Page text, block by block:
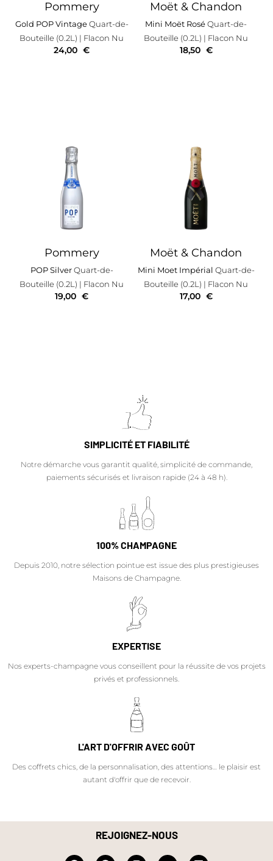
Pommery
Gold POP VintageQuart-de-
Bouteille (0.2L) | Flacon Nu
24,00 €
Moët & Chandon
Mini Moët RoséQuart-de-
Bouteille (0.2L) | Flacon Nu
18,50 €
Pommery
POP SilverQuart-de-
Bouteille (0.2L) | Flacon Nu
19,00 €
Moët & Chandon
Mini Moet Impérial Quart-de-
Bouteille (0.2L) | Flacon Nu
17,00 €
SIMPLICITÉ ET FIABILITÉ
Notre démarche vous garantit qualité, simplicité de commande,
paiements sécurisés et livraison rapide (24 à 48 h).
100% CHAMPAGNE
Depuis 2010, notre sélection pointue est issue des plus prestigieuses
Maisons de Champagne.
EXPERTISE
Nos experts-champagne vous conseillent pour la réussite de vos projets
privés et professionnels.
L'ART D'OFFRIR AVEC GOÛT
Des coffrets chics, de la personnalisation, des attentions… le plaisir est
autant d'offrir que de recevoir.
REJOIGNEZ-NOUS